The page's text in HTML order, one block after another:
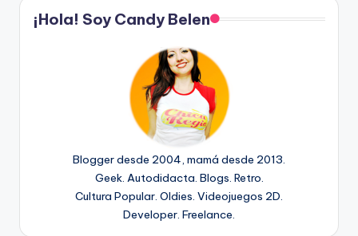
¡Hola! Soy Candy Belen
Blogger desde 2004, mamá desde 2013.
Geek. Autodidacta. Blogs. Retro.
Cultura Popular. Oldies. Videojuegos 2D.
Developer. Freelance.